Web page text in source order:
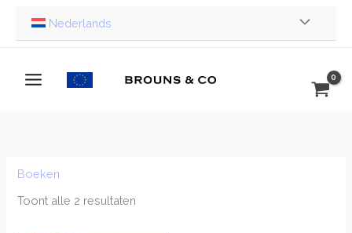
inhoud
Nederlands
Boeken
Toont alle 2 resultaten